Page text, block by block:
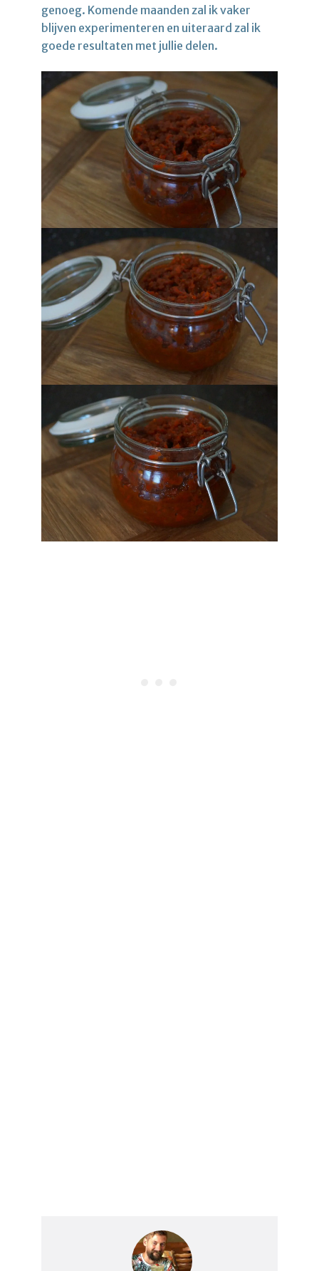
genoeg. Komende maanden zal ik vaker
blijven experimenteren en uiteraard zal ik
goede resultaten met jullie delen.